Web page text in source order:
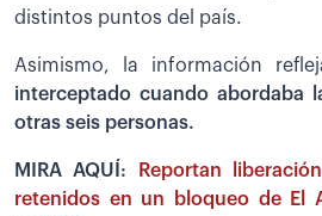
distintos puntos del país.
Asimismo, la información
interceptado cuando abordaba
otras seis personas.
MIRA AQUÍ:
Reportan
retenidos en un bloqueo de El